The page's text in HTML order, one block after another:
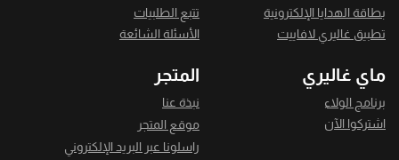
بطاقة الهدايا الإلكترونية
تطبيق غاليري لافاييت
تتبع الطلبيات
الأسئلة الشائعة
ماي غاليري
برنامج الولاء
اشتركوا الآن
المتجر
نبذة عنا
موقع المتجر
راسلونا عبر البريد الإلكتروني